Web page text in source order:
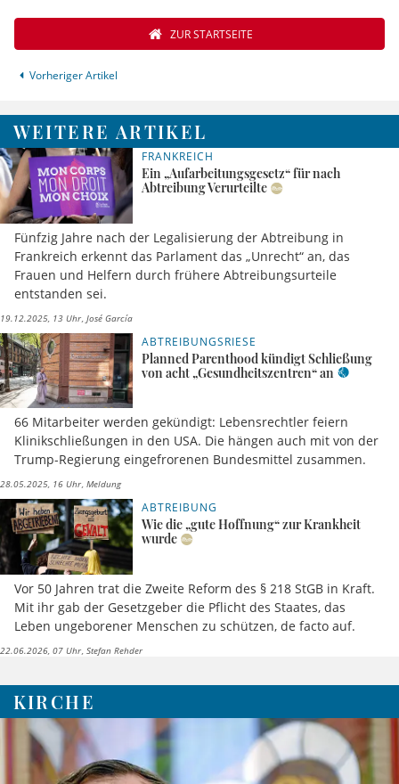
Vorheriger Artikel
ZUR STARTSEITE
WEITERE ARTIKEL
FRANKREICH
Ein „Aufarbeitungsgesetz“ für nach
Abtreibung Verurteilte
Fünfzig Jahre nach der Legalisierung der Abtreibung in
Frankreich erkennt das Parlament das „Unrecht“ an, das
Frauen und Helfern durch frühere Abtreibungsurteile
entstanden sei.
19.12.2025, 13 Uhr José García
ABTREIBUNGSRIESE
Planned Parenthood kündigt Schließung
von acht „Gesundheitszentren“ an
66 Mitarbeiter werden gekündigt: Lebensrechtler feiern
Klinikschließungen in den USA. Die hängen auch mit von der
Trump-Regierung eingefrorenen Bundesmittel zusammen.
28.05.2025, 16 Uhr Meldung
ABTREIBUNG
Wie die „gute Hoffnung“ zur Krankheit
wurde
Vor 50 Jahren trat die Zweite Reform des § 218 StGB in Kraft.
Mit ihr gab der Gesetzgeber die Pflicht des Staates, das
Leben ungeborener Menschen zu schützen, de facto auf.
22.06.2026, 07 Uhr Stefan Rehder
KIRCHE